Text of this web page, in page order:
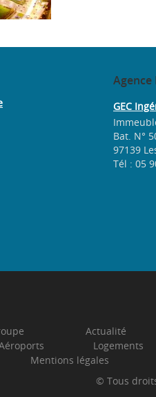
Agence
GEC
Bat. N°
97139
Tél : 05
Actualité
Logements
Mentions légales
© Tous